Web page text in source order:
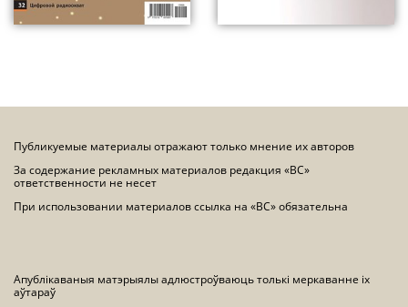
Публикуемые материалы отражают только мнение их авторов
За содержание рекламных материалов редакция «ВС»
ответственности не несет
При использовании материалов ссылка на «ВС» обязательна
Апублікаваныя матэрыялы адлюстроўваюць толькі меркаванне іх
аўтараў